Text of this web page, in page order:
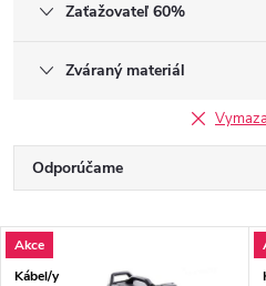
Zaťažovateľ 60%
Zváraný materiál
Radenie
Odporúčame
Najdrahšie
Výpis
Akce
Kábel/y